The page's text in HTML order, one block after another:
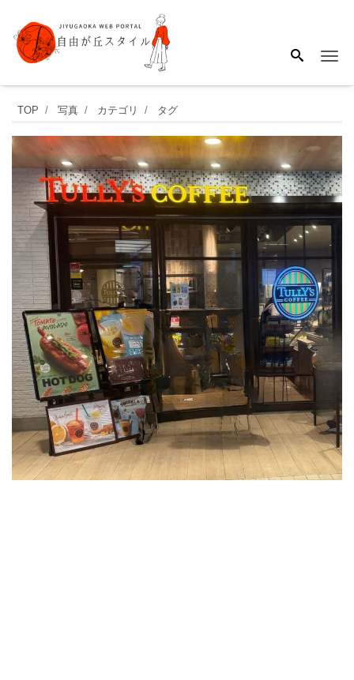
自
由
が
丘
駅
北
口
改
札
の
目
の
前
に
あ
る
TOP 写真 カテゴリ タグ